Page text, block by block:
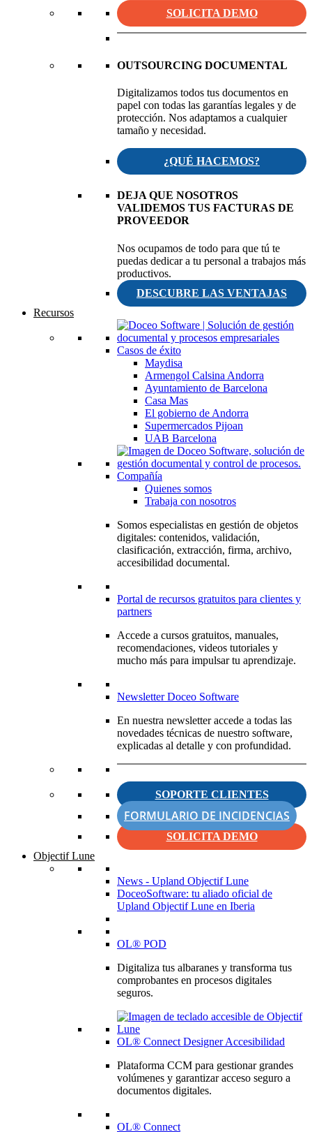
SOLICITA DEMO
OUTSOURCING DOCUMENTAL
Digitalizamos todos tus documentos en
papel con todas las garantías legales y de
protección. Nos adaptamos a cualquier
tamaño y necesidad.
¿QUÉ HACEMOS?
DEJA QUE NOSOTROS
VALIDEMOS TUS FACTURAS DE
PROVEEDOR
Nos ocupamos de todo para que tú te
puedas dedicar a tu personal a trabajos más
productivos.
DESCUBRE LAS VENTAJAS
Recursos
Casos de éxito
Maydisa
Armengol Calsina Andorra
Ayuntamiento de Barcelona
Casa Mas
El gobierno de Andorra
Supermercados Pijoan
UAB Barcelona
Compañía
Quienes somos
Trabaja con nosotros
Somos especialistas en gestión de objetos
digitales: contenidos, validación,
clasificación, extracción, firma, archivo,
accesibilidad documental.
Portal de recursos gratuitos para clientes y
partners
Accede a cursos gratuitos, manuales,
recomendaciones, videos tutoriales y
mucho más para impulsar tu aprendizaje.
Newsletter Doceo Software
En nuestra newsletter accede a todas las
novedades técnicas de nuestro software,
explicadas al detalle y con profundidad.
SOPORTE CLIENTES
FORMULARIO DE INCIDENCIAS
SOLICITA DEMO
Objectif Lune
News - Upland Objectif Lune
DoceoSoftware: tu aliado oficial de
Upland Objectif Lune en Iberia
OL® POD
Digitaliza tus albaranes y transforma tus
comprobantes en procesos digitales
seguros.
OL® Connect Designer Accesibilidad
Plataforma CCM para gestionar grandes
volúmenes y garantizar acceso seguro a
documentos digitales.
OL® Connect